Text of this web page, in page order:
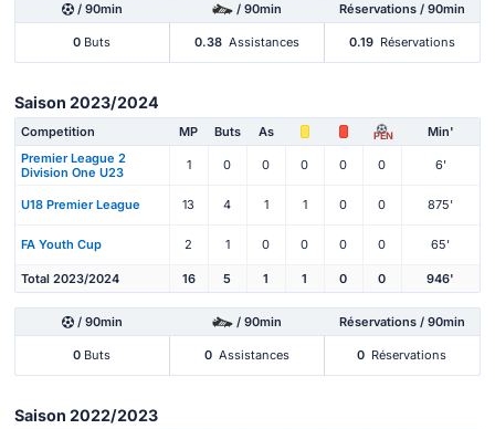
/ 90min / 90min Réservations / 90min
0 Buts 0.38 Assistances 0.19 Réservations
Saison 2023/2024
Competition MP Buts As PEN
Min'
Premier League 2
Division One U23
1 0 0 0 0 0 6'
U18 Premier League 13 4 1 1 0 0 875'
FA Youth Cup 2 1 0 0 0 0 65'
Total 2023/2024 16 5 1 1 0 0 946'
/ 90min / 90min Réservations / 90min
0 Buts 0 Assistances 0 Réservations
Saison 2022/2023